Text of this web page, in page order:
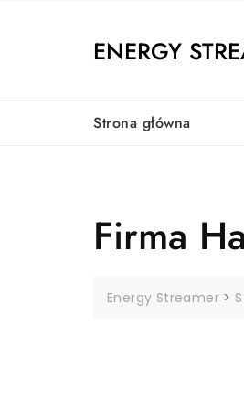
ENERGY
Strona główna
Firma
Energy Streamer >